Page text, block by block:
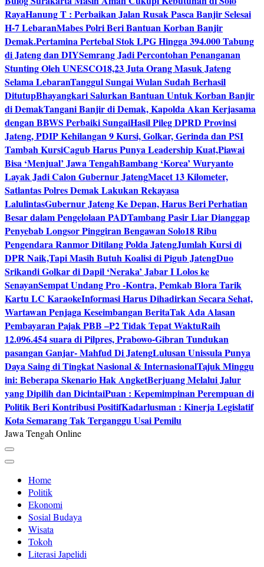
RayaHanung T : Perbaikan Jalan Rusak Pasca Banjir Selesai
H-7 LebaranMabes Polri Beri Bantuan Korban Banjir
Demak.Pertamina Pertebal Stok LPG Hingga 394.000 Tabung
di Jateng dan DIYSemrang Jadi Percontohan Penanganan
Stunting Oleh UNESCO18,23 Juta Orang Masuk Jateng
Selama LebaranTanggul Sungai Wulan Sudah Berhasil
DitutupBhayangkari Salurkan Bantuan Untuk Korban Banjir
di DemakTangani Banjir di Demak, Kapolda Akan Kerjasama
dengan BBWS Perbaiki SungaiHasil Pileg DPRD Provinsi
Jateng, PDIP Kehilangan 9 Kursi, Golkar, Gerinda dan PSI
Tambah KursiCagub Harus Punya Leadership Kuat,Piawai
Bisa ‘Menjual’ Jawa TengahBambang ‘Korea’ Wuryanto
Layak Jadi Calon Gubernur JatengMacet 13 Kilometer,
Satlantas Polres Demak Lakukan Rekayasa
LalulintasGubernur Jateng Ke Depan, Harus Beri Perhatian
Besar dalam Pengelolaan PADTambang Pasir Liar Dianggap
Penyebab Longsor Pinggiran Bengawan Solo18 Ribu
Pengendara Ranmor Ditilang Polda JatengJumlah Kursi di
DPR Naik,Tapi Masih Butuh Koalisi di Pigub JatengDuo
Srikandi Golkar di Dapil ‘Neraka’ Jabar I Lolos ke
SenayanSempat Undang Pro -Kontra, Pemkab Blora Tarik
Kartu LC KaraokeInformasi Harus Dihadirkan Secara Sehat,
Wartawan Penjaga Keseimbangan BeritaTak Ada Alasan
Pembayaran Pajak PBB –P2 Tidak Tepat WaktuRaih
12.096.454 suara di Pilpres, Prabowo-Gibran Tundukan
pasangan Ganjar- Mahfud Di JatengLulusan Unissula Punya
Daya Saing di Tingkat Nasional & InternasionalTajuk Minggu
ini: Beberapa Skenario Hak AngketBerjuang Melalui Jalur
yang Dipilih dan DicintaiPuan : Kepemimpinan Perempuan di
Politik Beri Kontribusi PositifKadarlusman : Kinerja Legislatif
Kota Semarang Tak Terganggu Usai Pemilu
Jawa Tengah Online
Home
Politik
Ekonomi
Sosial Budaya
Wisata
Tokoh
Literasi Japelidi